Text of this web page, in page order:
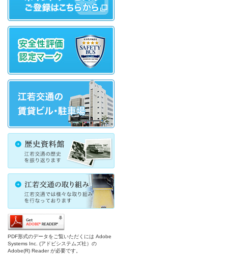
PDF形式のデータをご覧いただくには Adobe
Systems Inc. (アドビシステムズ社）の
Adobe(R) Reader が必要です。